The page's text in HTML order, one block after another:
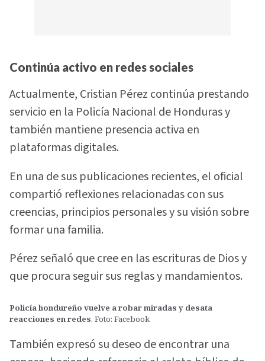
Continúa activo en redes sociales
Actualmente, Cristian Pérez continúa prestando
servicio en la Policía Nacional de Honduras y
también mantiene presencia activa en
plataformas digitales.
En una de sus publicaciones recientes, el oficial
compartió reflexiones relacionadas con sus
creencias, principios personales y su visión sobre
formar una familia.
Pérez señaló que cree en las escrituras de Dios y
que procura seguir sus reglas y mandamientos.
Policía hondureño vuelve a robar miradas y desata
reacciones en redes. Foto: Facebook
También expresó su deseo de encontrar una